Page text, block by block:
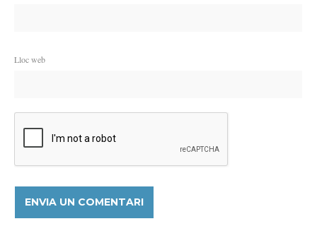
Lloc web